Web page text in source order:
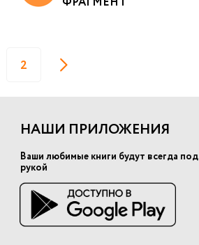
2
НАШИ ПРИЛОЖЕНИЯ
Ваши любимые книги будут всегда под
рукой